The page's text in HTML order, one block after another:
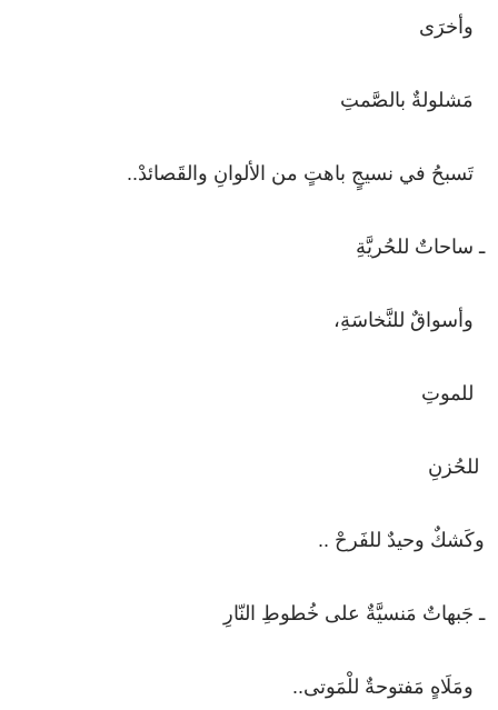
وأخرَى
مَشلولةٌ بالصَّمتِ
تَسبحُ في نسيجٍ باهتٍ من الألوانِ والقَصائدْ..
ـ ساحاتٌ للحُريَّةِ
وأسواقٌ للنَّخاسَةِ،
للموتِ
للحُزنِ
وكَشكٌ وحيدٌ للفَرحْ ..
ـ جَبهاتٌ مَنسيَّةٌ على خُطوطِ النّارِ
ومَلَاهٍ مَفتوحةٌ للْمَوتى..